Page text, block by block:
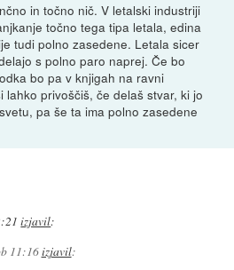
in točno nič. V letalski industriji
točno tega tipa letala, edina
tudi polno zasedene. Letala sicer
s polno paro naprej. Če bo
bo pa v knjigah na ravni
lahko privoščiš, če delaš stvar, ki jo
pa še ta ima polno zasedene
izjavil:
11:16izjavil: